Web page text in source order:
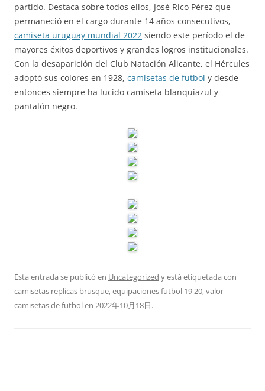
partido. Destaca sobre todos ellos, José Rico Pérez que
permaneció en el cargo durante 14 años consecutivos,
camiseta uruguay mundial 2022 siendo este período el de
mayores éxitos deportivos y grandes logros institucionales.
Con la desaparición del Club Natación Alicante, el Hércules
adoptó sus colores en 1928, camisetas de futbol y desde
entonces siempre ha lucido camiseta blanquiazul y
pantalón negro.
Esta entrada se publicó en Uncategorized y está etiquetada con
camisetas replicas brusque,equipaciones futbol 19 20,valor
camisetas de futbolen 2022年10月18日.